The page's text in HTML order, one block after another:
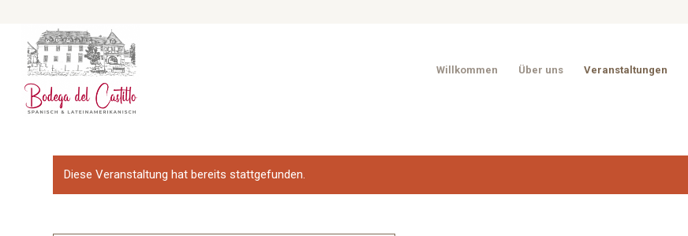
Willkommen Über uns Veranstaltungen
Diese Veranstaltung hat bereits stattgefunden.